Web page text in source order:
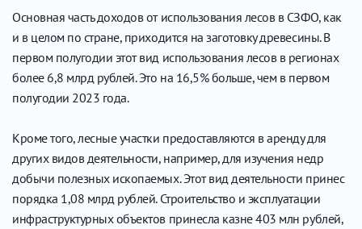
Основная часть доходов от использования лесов в СЗФО, как
и в целом по стране, приходится на заготовку древесины. В
первом полугодии этот вид использования лесов в регионах
более 6,8 млрд рублей. Это на 16,5% больше, чем в первом
полугодии 2023 года.
Кроме того, лесные участки предоставляются в аренду для
других видов деятельности, например, для изучения недр
добычи полезных ископаемых. Этот вид деятельности принес
порядка 1,08 млрд рублей. Строительство и эксплуатации
инфраструктурных объектов принесла казне 403 млн рублей,